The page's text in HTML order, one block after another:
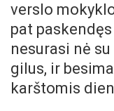
verslo
pat
nesurasi nė
gilus, ir
karštomis